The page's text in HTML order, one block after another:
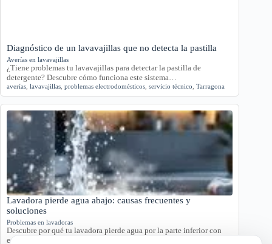
Diagnóstico de un lavavajillas que no detecta la pastilla
Averías en lavavajillas
¿Tiene problemas tu lavavajillas para detectar la pastilla de
detergente? Descubre cómo funciona este sistema…
averías lavavajillas problemas electrodomésticos servicio técnico Tarragona
Lavadora pierde agua abajo: causas frecuentes y
soluciones
Problemas en lavadoras
Descubre por qué tu lavadora pierde agua por la parte inferior con
este análisis detallado.…